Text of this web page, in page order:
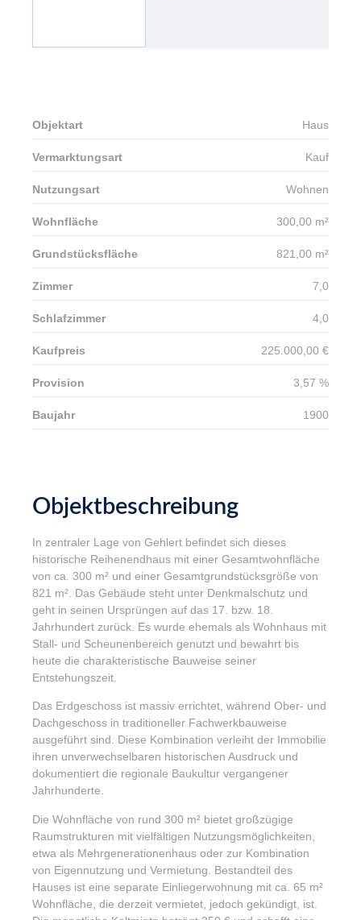
Objektart Haus
Vermarktungsart Kauf
Nutzungsart Wohnen
Wohnfläche 300,00 m²
Grundstücksfläche 821,00 m²
Zimmer 7,0
Schlafzimmer 4,0
Kaufpreis 225.000,00 €
Provision 3,57 %
Baujahr 1900
Objektbeschreibung
In zentraler Lage von Gehlert befindet sich dieses
historische Reihenendhaus mit einer Gesamtwohnfläche
von ca. 300 m² und einer Gesamtgrundstücksgröße von
821 m². Das Gebäude steht unter Denkmalschutz und
geht in seinen Ursprüngen auf das 17. bzw. 18.
Jahrhundert zurück. Es wurde ehemals als Wohnhaus mit
Stall- und Scheunenbereich genutzt und bewahrt bis
heute die charakteristische Bauweise seiner
Entstehungszeit.
Das Erdgeschoss ist massiv errichtet, während Ober- und
Dachgeschoss in traditioneller Fachwerkbauweise
ausgeführt sind. Diese Kombination verleiht der Immobilie
ihren unverwechselbaren historischen Ausdruck und
dokumentiert die regionale Baukultur vergangener
Jahrhunderte.
Die Wohnfläche von rund 300 m² bietet großzügige
Raumstrukturen mit vielfältigen Nutzungsmöglichkeiten,
etwa als Mehrgenerationenhaus oder zur Kombination
von Eigennutzung und Vermietung. Bestandteil des
Hauses ist eine separate Einliegerwohnung mit ca. 65 m²
Wohnfläche, die derzeit vermietet, jedoch gekündigt, ist.